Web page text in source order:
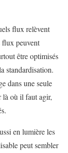
flux relèvent
flux peuvent
être optimisés
standardisation.
dans une seule
là où il faut agir,
en lumière les
peut sembler